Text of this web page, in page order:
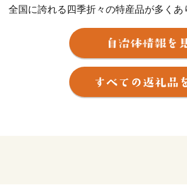
全国に誇れる四季折々の特産品が多くあ
そして、「つや姫」「雪若丸」をはじめ
県単位では全国初の地理的表示制度(Ｇ
日本酒など、「日本一美食・美酒県やま
また、最上川舟運によって伝えられた上